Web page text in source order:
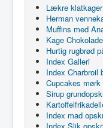
Lækre
Herman
Muffins med
Kage
Hurtig rugbrød
Index Galleri
Index Charbroil
Cupcakes mørk
Sirup
Index mad